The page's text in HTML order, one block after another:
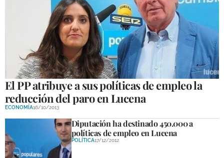
El PP atribuye a sus políticas de empleo la
reducción del paro en Lucena
ECONOMÍA16/10/2013
Diputación ha destinado 450.000 a
políticas de empleo en Lucena
POLÍTICA17/12/2012